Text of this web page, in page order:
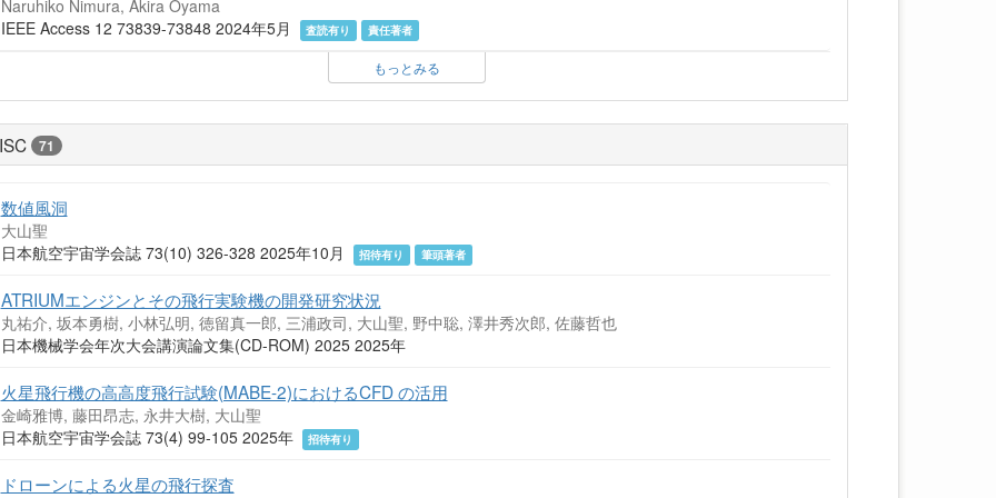
Naruhiko Nimura, Akira Oyama
IEEE Access 12 73839-73848 2024年5月
査読有り 責任著者
もっとみる
71
数値風洞
大山聖
日本航空宇宙学会誌 73(10) 326-328 2025年10月
招待有り 筆頭著者
ATRIUMエンジンとその飛行実験機の開発研究状況
丸祐介, 坂本勇樹, 小林弘明, 徳留真一郎, 三浦政司, 大山聖, 野中聡, 澤井秀次郎, 佐藤哲也
日本機械学会年次大会講演論文集(CD-ROM) 2025 2025年
火星飛行機の高高度飛行試験(MABE-2)におけるCFD の活用
金崎雅博, 藤田昂志, 永井大樹, 大山聖
日本航空宇宙学会誌 73(4) 99-105 2025年
招待有り
ドローンによる火星の飛行探査